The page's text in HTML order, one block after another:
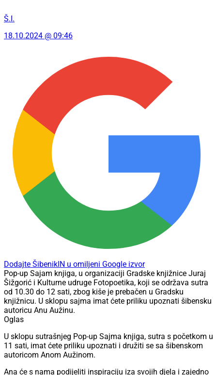
Š.I.
18.10.2024 @ 09:46
Dodajte ŠibenikIN u omiljeni Google izvor
Pop-up Sajam knjiga, u organizaciji Gradske knjižnice Juraj
Šižgorić i Kulturne udruge Fotopoetika, koji se održava sutra
od 10.30 do 12 sati, zbog kiše je prebačen u Gradsku
knjižnicu. U sklopu sajma imat ćete priliku upoznati šibensku
autoricu Anu Aužinu.
Oglas
U sklopu sutrašnjeg Pop-up Sajma knjiga, sutra s početkom u
11 sati, imat ćete priliku upoznati i družiti se sa šibenskom
autoricom Anom Aužinom.
Ana će s nama podijeliti inspiraciju iza svojih djela i zajedno